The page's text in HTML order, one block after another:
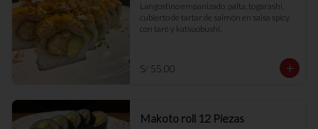
Langostino empanizado, palta, togarashi,
cubierto de tartar de salmón en salsa spicy
con taré y katsuobushi.
S/ 55.00
Makoto roll 12 Piezas